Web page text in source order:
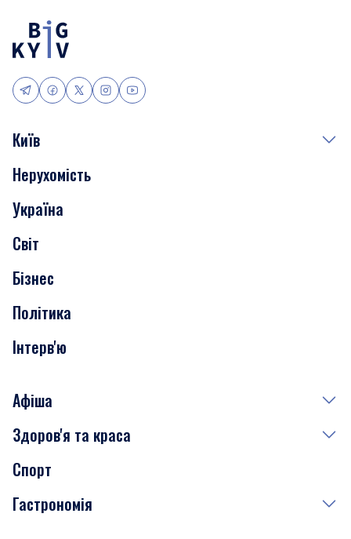
Київ
Події
Скандали
Нерухомість
Транспорт
Нерухомість
Україна
Світ
Бізнес
Політика
Інтерв'ю
Афіша
Сьогодні
Завтра
Субота
Здоров'я та краса
Медицина
Краса
Спорт
Гастрономія